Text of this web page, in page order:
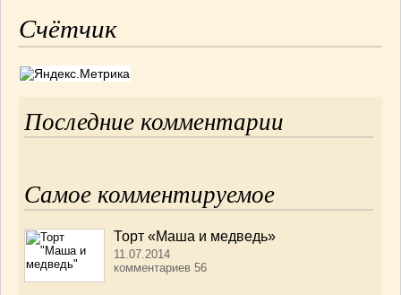
Счётчик
Последние комментарии
Самое комментируемое
Торт «Маша и медведь»
11.07.2014
комментариев 56